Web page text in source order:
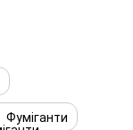
Фуміганти